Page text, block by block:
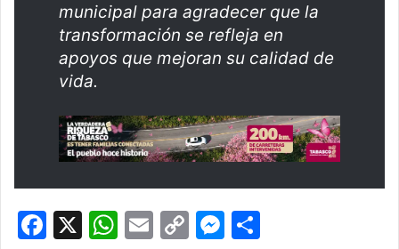
municipal para agradecer que la
transformación se refleja en
apoyos que mejoran su calidad de
vida.
F
X
W E
C
M